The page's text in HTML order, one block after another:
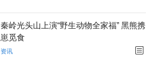
秦岭光头山上演“野生动物全家福” 黑熊携
崽觅食
资讯